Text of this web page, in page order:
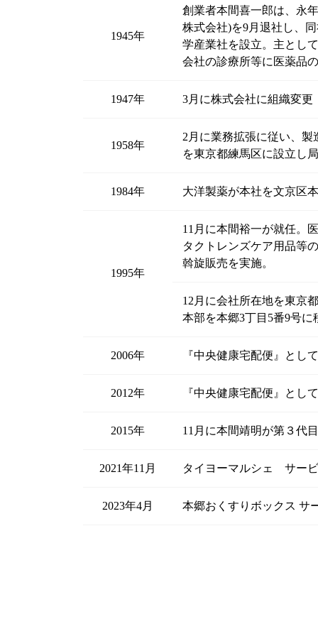
1945年
創業者本間喜一郎は、永
株式会社)を9月退社し、
学産業社を設立。主とし
会社の診療所等に医薬品
1947年 3月に株式会社に組織変更
1958年
2月に業務拡張に従い、
を東京都練馬区に設立し
1984年 大洋製薬が本社を文京区
1995年
11月に本間裕一が就任。
タクトレンズケア用品等
斡旋販売を実施。
12月に会社所在地を東京
本部を本郷3丁目5番9号に
2006年 『中央健康宅配便』と
2012年 『中央健康宅配便』とし
2015年 11月に本間靖明が第３代
2021年11月 タイヨーマルシェ サー
2023年4月 本郷おくすりボックス サ